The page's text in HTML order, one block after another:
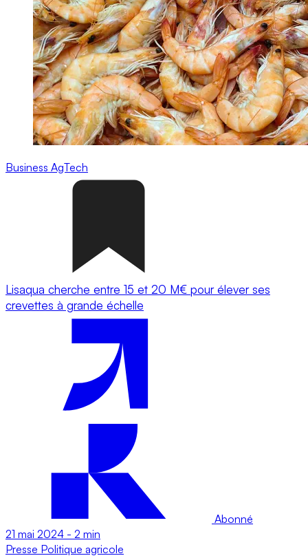
Business AgTech
Lisaqua cherche entre 15 et 20 M€ pour élever ses
crevettes à grande échelle
Abonné
21 mai 2024 - 2 min
Presse Politique agricole